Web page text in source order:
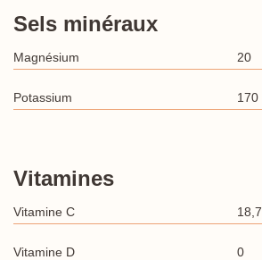
Sels minéraux
Magnésium 20
Potassium 170
Vitamines
Vitamine C 18,7
Vitamine D 0